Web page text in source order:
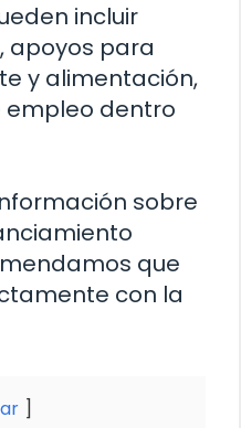
incluir
apoyos para
y alimentación,
dentro
sobre
que
con la